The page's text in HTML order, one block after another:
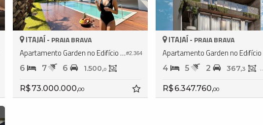
#2.364
ITAJAÍ - PRAIA BRAVA
Apartamento Garden no Edifício Tirreno Residenziale
6 7 6 1.500,0
R$ 73.000.000,00
ITAJAÍ - PRAIA BRAVA
4 5 2 367,3
R$ 6.347.760,00